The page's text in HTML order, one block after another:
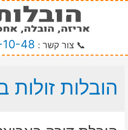
📞 צור קשר : 48
הובלות זולות